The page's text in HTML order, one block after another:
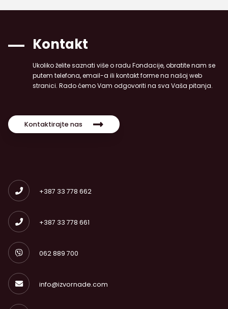
Kontakt
Ukoliko želite saznati više o radu Fondacije, obratite nam se
putem telefona, email-a ili kontakt forme na našoj web
stranici. Rado ćemo Vam odgovoriti na sva Vaša pitanja.
Kontaktirajte nas
+387 33 778 662
+387 33 778 661
062 889 700
info@izvornade.com